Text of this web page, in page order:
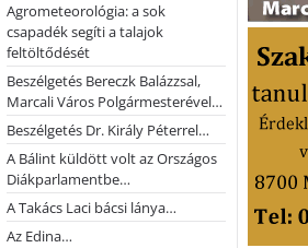
Agrometeorológia: a sok
csapadék segíti a talajok
feltöltődését
Beszélgetés Bereczk Balázzsal,
Marcali Város Polgármesterével…
Beszélgetés Dr. Király Péterrel…
A Bálint küldött volt az Országos
Diákparlamentbe…
A Takács Laci bácsi lánya…
Az Edina…